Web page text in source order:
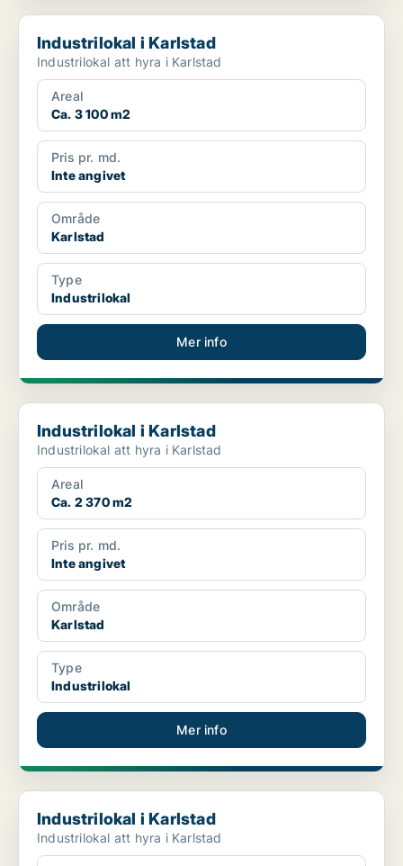
Industrilokal i Karlstad
Industrilokal i Karlstad
Industrilokal att hyra i Karlstad
Areal
Ca. 3 100 m2
Pris pr. md.
Inte angivet
Område
Karlstad
Type
Industrilokal
Mer info
Industrilokal i Karlstad
Industrilokal i Karlstad
Industrilokal att hyra i Karlstad
Areal
Ca. 2 370 m2
Pris pr. md.
Inte angivet
Område
Karlstad
Type
Industrilokal
Mer info
Industrilokal i Karlstad
Industrilokal i Karlstad
Industrilokal att hyra i Karlstad